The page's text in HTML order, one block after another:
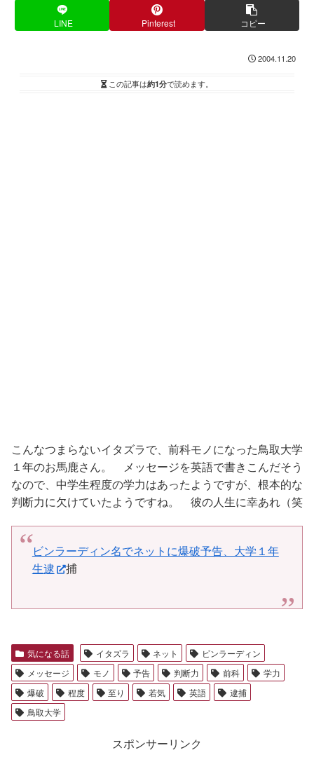
LINE Pinterest コピー
2004.11.20
この記事は約1分で読めます。
こんなつまらないイタズラで、前科モノになった鳥取大学
１年のお馬鹿さん。 メッセージを英語で書きこんだそう
なので、中学生程度の学力はあったようですが、根本的な
判断力に欠けていたようですね。 彼の人生に幸あれ（笑
ビンラーディン名でネットに爆破予告、大学１年
生逮
捕
気になる話 イタズラ ネット
ビンラーディン
メッセージ
モノ 予告 判断力 前科
学力
爆破
程度 至り 若気 英語
逮捕
鳥取大学
スポンサーリンク